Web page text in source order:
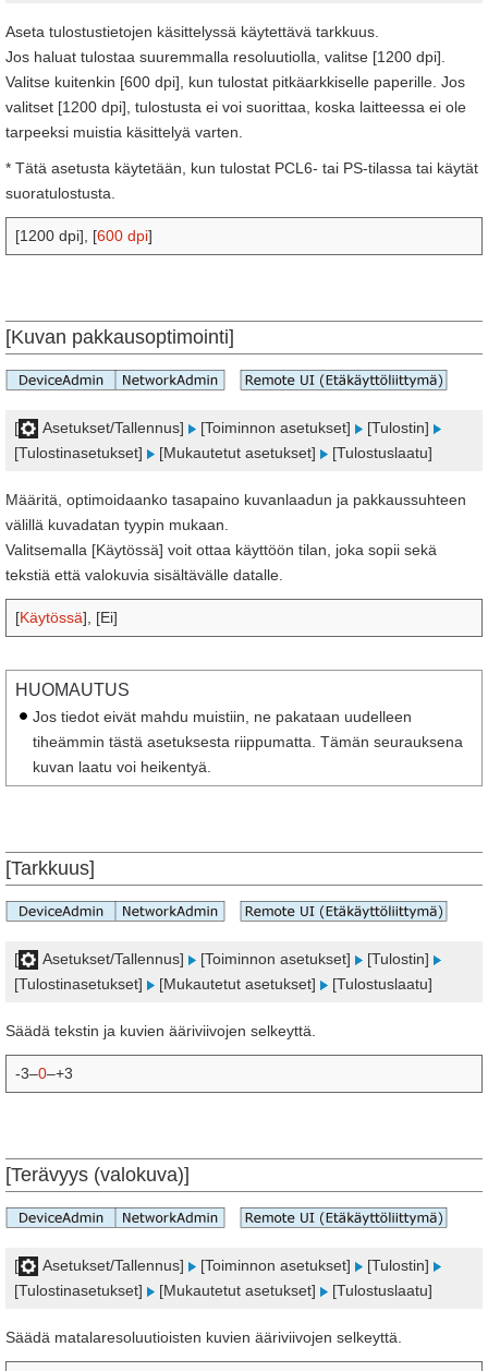
Aseta tulostustietojen käsittelyssä käytettävä tarkkuus.
Jos haluat tulostaa suuremmalla resoluutiolla, valitse [1200 dpi].
Valitse kuitenkin [600 dpi], kun tulostat pitkäarkkiselle paperille. Jos
valitset [1200 dpi], tulostusta ei voi suorittaa, koska laitteessa ei ole
tarpeeksi muistia käsittelyä varten.
* Tätä asetusta käytetään, kun tulostat PCL6- tai PS-tilassa tai käytät
suoratulostusta.
[1200 dpi], [600 dpi]
[Kuvan pakkausoptimointi]
[ Asetukset/Tallennus] [Toiminnon asetukset]
[Tulostin]
[Tulostinasetukset]
[Mukautetut asetukset] [Tulostuslaatu]
Määritä, optimoidaanko tasapaino kuvanlaadun ja pakkaussuhteen
välillä kuvadatan tyypin mukaan.
Valitsemalla [Käytössä] voit ottaa käyttöön tilan, joka sopii sekä
tekstiä että valokuvia sisältävälle datalle.
[Käytössä], [Ei]
HUOMAUTUS
Jos tiedot eivät mahdu muistiin, ne pakataan uudelleen
tiheämmin tästä asetuksesta riippumatta. Tämän seurauksena
kuvan laatu voi heikentyä.
[Tarkkuus]
[ Asetukset/Tallennus] [Toiminnon asetukset]
[Tulostin]
[Tulostinasetukset]
[Mukautetut asetukset] [Tulostuslaatu]
Säädä tekstin ja kuvien ääriviivojen selkeyttä.
-3–0–+3
[Terävyys (valokuva)]
[ Asetukset/Tallennus] [Toiminnon asetukset]
[Tulostin]
[Tulostinasetukset]
[Mukautetut asetukset] [Tulostuslaatu]
Säädä matalaresoluutioisten kuvien ääriviivojen selkeyttä.